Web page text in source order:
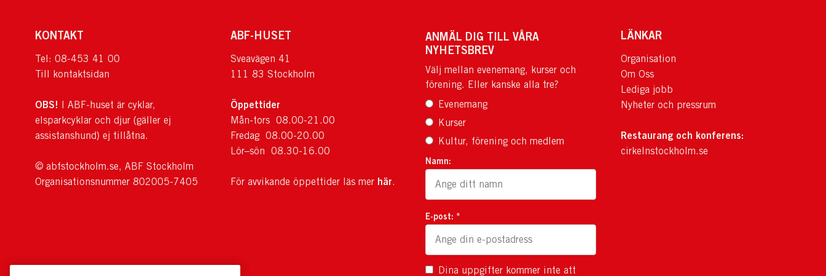
KONTAKT
Tel: 08-453 41 00
Till kontaktsidan
OBS! I ABF-huset är cyklar,
elsparkcyklar och djur (gäller ej
assistanshund) ej tillåtna.
© abfstockholm.se, ABF Stockholm
Organisationsnummer 802005-7405
ABF-HUSET
Sveavägen 41
111 83 Stockholm
Öppettider
Mån-tors 08.00-21.00
Fredag 08.00-20.00
Lör–sön 08.30-16.00
För avvikande öppettider läs mer här.
ANMÄL DIG TILL VÅRA
NYHETSBREV
Välj mellan evenemang, kurser och
förening. Eller kanske alla tre?
Evenemang
Kurser
Kultur, förening och medlem
Namn:
E-post: *
Dina uppgifter kommer inte att
LÄNKAR
Organisation
Om Oss
Lediga jobb
Nyheter och pressrum
Restaurang och konferens:
cirkelnstockholm.se